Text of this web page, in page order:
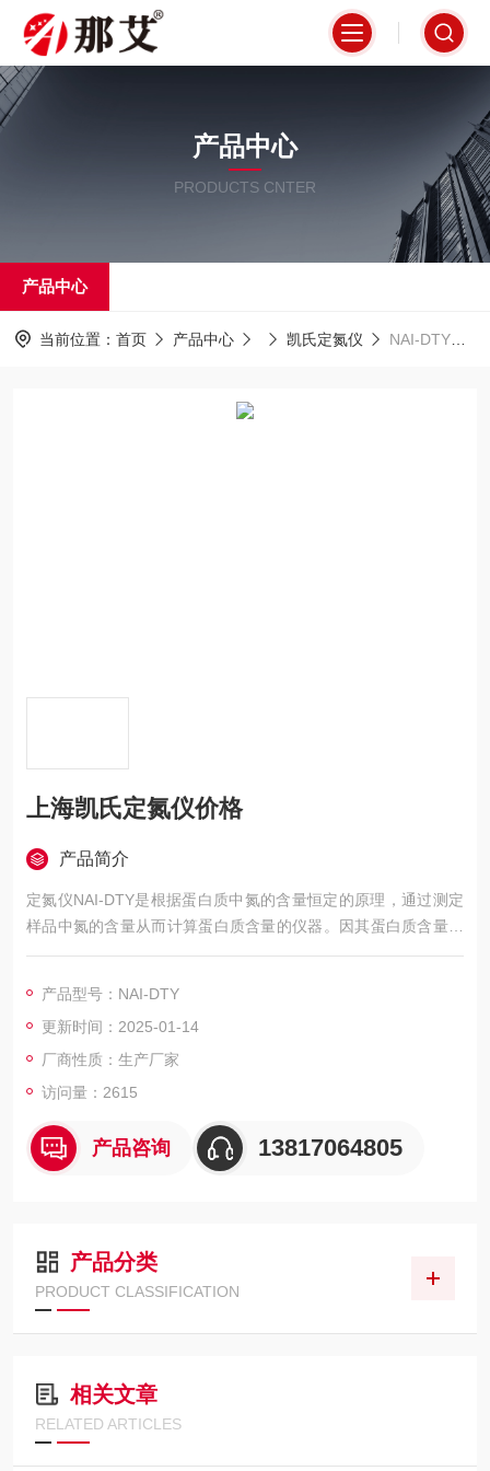
产品中心
PRODUCTS CNTER
产品中心
当前位置： 首页 产品中心 凯氏定氮仪 NAI-DTY上海凯氏定氮仪价格
上海凯氏定氮仪价格
产品简介
定氮仪NAI-DTY是根据蛋白质中氮的含量恒定的原理，通过测定
样品中氮的含量从而计算蛋白质含量的仪器。因其蛋白质含量测
量计算的方法叫做凯氏定氮法，故被称为凯氏定氮仪，又名蛋白
产品型号：NAI-DTY
更新时间：2025-01-14
厂商性质：生产厂家
访问量：2615
产品咨询 13817064805
产品分类
PRODUCT CLASSIFICATION
相关文章
RELATED ARTICLES